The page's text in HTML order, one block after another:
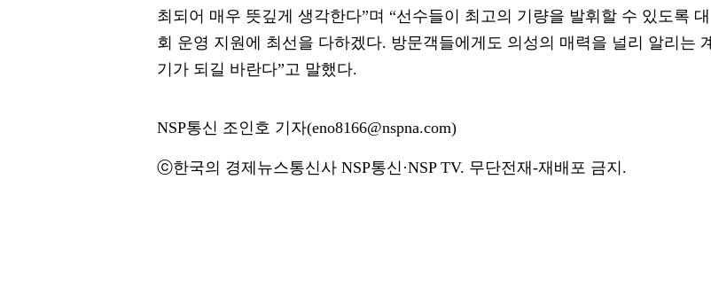
최되어 매우 뜻깊게 생각한다”며 “선수들이 최고의 기량을 발휘할 수 있도록 대
회 운영 지원에 최선을 다하겠다. 방문객들에게도 의성의 매력을 널리 알리는 계
기가 되길 바란다”고 말했다.
NSP통신 조인호 기자(eno8166@nspna.com)
ⓒ한국의 경제뉴스통신사 NSP통신·NSP TV. 무단전재-재배포 금지.